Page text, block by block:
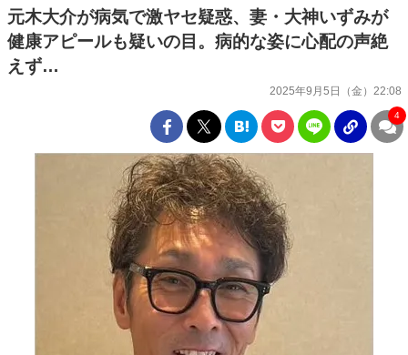
元木大介が病気で激ヤセ疑惑、妻・大神いずみが
健康アピールも疑いの目。病的な姿に心配の声絶
えず…
2025年9月5日（金）22:08
4